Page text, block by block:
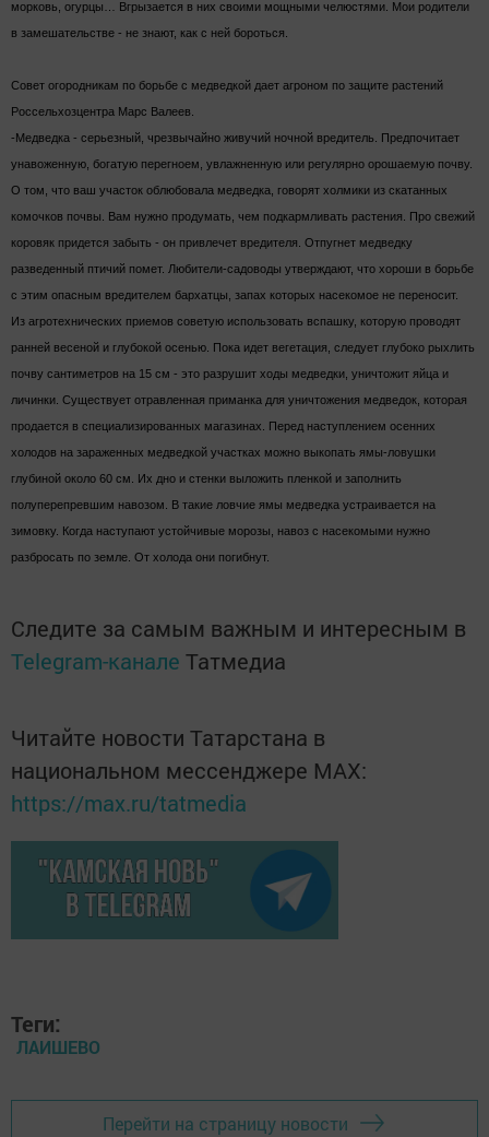
морковь, огурцы… Вгрызается в них своими мощными челюстями. Мои родители
в замешательстве - не знают, как с ней бороться.
Совет огородникам по борьбе с медведкой дает агроном по защите растений
Россельхозцентра Марс Валеев.
-Медведка - серьезный, чрезвычайно живучий ночной вредитель. Предпочитает
унавоженную, богатую перегноем, увлажненную или регулярно орошаемую почву.
О том, что ваш участок облюбовала медведка, говорят холмики из скатанных
комочков почвы. Вам нужно продумать, чем подкармливать растения. Про свежий
коровяк придется забыть - он привлечет вредителя. Отпугнет медведку
разведенный птичий помет. Любители-садоводы утверждают, что хороши в борьбе
с этим опасным вредителем бархатцы, запах которых насекомое не переносит.
Из агротехнических приемов советую использовать вспашку, которую проводят
ранней весеной и глубокой осенью. Пока идет вегетация, следует глубоко рыхлить
почву сантиметров на 15 см - это разрушит ходы медведки, уничтожит яйца и
личинки. Существует отравленная приманка для уничтожения медведок, которая
продается в специализированных магазинах. Перед наступлением осенних
холодов на зараженных медведкой участках можно выкопать ямы-ловушки
глубиной около 60 см. Их дно и стенки выложить пленкой и заполнить
полуперепревшим навозом. В такие ловчие ямы медведка устраивается на
зимовку. Когда наступают устойчивые морозы, навоз с насекомыми нужно
разбросать по земле. От холода они погибнут.
Следите за самым важным и интересным в
Telegram-канале Татмедиа
Читайте новости Татарстана в
национальном мессенджере MАХ:
https://max.ru/tatmedia
Теги:
ЛАИШЕВО
Перейти на страницу новости